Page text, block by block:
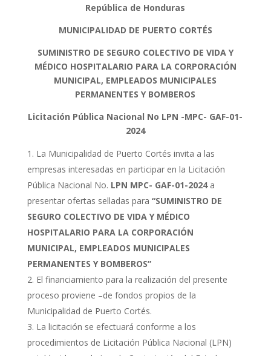
República de Honduras
MUNICIPALIDAD DE PUERTO CORTÉS
SUMINISTRO DE SEGURO COLECTIVO DE VIDA Y
MÉDICO HOSPITALARIO PARA LA CORPORACIÓN
MUNICIPAL, EMPLEADOS MUNICIPALES
PERMANENTES Y BOMBEROS
Licitación Pública Nacional No LPN -MPC- GAF-01-
2024
La Municipalidad de Puerto Cortés invita a las
empresas interesadas en participar en la Licitación
Pública Nacional No. LPN MPC- GAF-01-2024a
presentar ofertas selladas para “SUMINISTRO DE
SEGURO COLECTIVO DE VIDA Y MÉDICO
HOSPITALARIO PARA LA CORPORACIÓN
MUNICIPAL, EMPLEADOS MUNICIPALES
PERMANENTES Y BOMBEROS”
El financiamiento para la realización del presente
proceso proviene –de fondos propios de la
Municipalidad de Puerto Cortés.
La licitación se efectuará conforme a los
procedimientos de Licitación Pública Nacional (LPN)